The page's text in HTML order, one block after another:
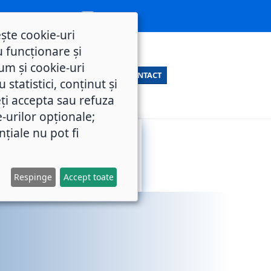
CONTACT
cookie-uri
funcționare și
și cookie-uri
statistici, conținut și
accepta sau refuza
urilor opționale;
nu pot fi
Respinge Accept toate